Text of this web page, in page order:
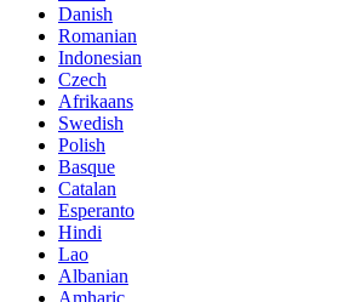
Danish
Romanian
Indonesian
Czech
Afrikaans
Swedish
Polish
Basque
Catalan
Esperanto
Hindi
Lao
Albanian
Amharic